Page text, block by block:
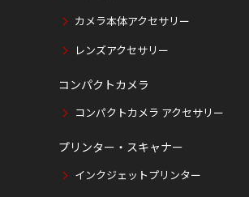
カメラ本体アクセサリー
レンズアクセサリー
コンパクトカメラ
コンパクトカメラ アクセサリー
プリンター・スキャナー
インクジェットプリンター